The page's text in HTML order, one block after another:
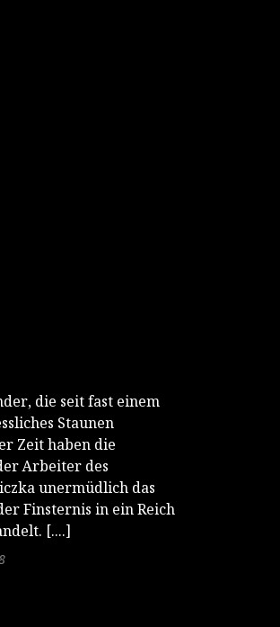
die seit fast einem
Staunen
Zeit haben die
Arbeiter des
unermüdlich das
Finsternis in ein Reich
[....]